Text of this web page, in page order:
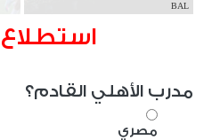
BAL
استطلاع
مدرب الأهلي القادم؟
مصري